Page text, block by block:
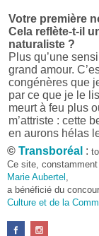
Votre première
Cela reflète-t-il
naturaliste ?
Plus qu’une
grand amour.
congénères que
par ce que je le
meurt à feu plus
m’attriste : cette
en aurons hélas
j’avais pris goût à
l’intérêt de
être un bon
Pourquoi avoir
qu’un autre ?
D’abord parce
© Transboréal :
Ce site,
Marie Aubertel
a bénéficié du
Culture et de la